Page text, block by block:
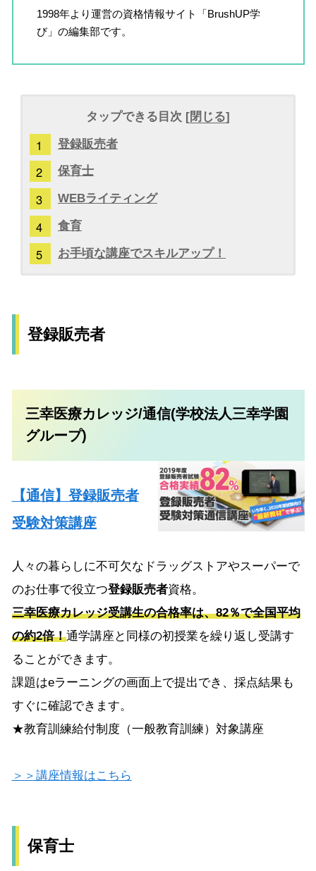
1998年より運営の資格情報サイト「BrushUP学
び」の編集部です。
タップできる目次 [閉じる]
登録販売者
保育士
WEBライティング
食育
お手頃な講座でスキルアップ！
登録販売者
三幸医療カレッジ/通信(学校法人三幸学園
グループ)
【通信】登録販売者
受験対策講座
人々の暮らしに不可欠なドラッグストアやスーパーで
のお仕事で役立つ登録販売者資格。
三幸医療カレッジ受講生の合格率は、82％で全国平均
の約2倍！通学講座と同様の初授業を繰り返し受講す
ることができます。
課題はeラーニングの画面上で提出でき、採点結果も
すぐに確認できます。
★教育訓練給付制度（一般教育訓練）対象講座
＞＞講座情報はこちら
保育士